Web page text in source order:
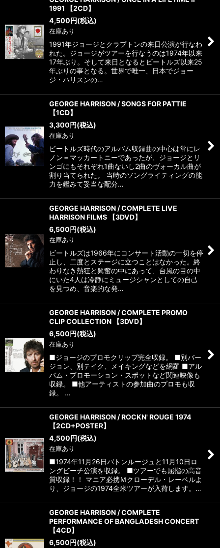
1991 【2CD】
4,500円(税込)
在庫あり
1991年ジョージとクラプトンの来日公演が行なわ
れた。ジョージがツアーを行なうのは1974年以来
17年ぶり。そして来日となるとビートルズ以来25
年ぶりの事となる。世界で唯一、日本でジョー
ジ・ハリスンの…
GEORGE HARRISON / SONGS FOR PATTIE
【1CD】
3,300円(税込)
在庫あり
ビートルズ時代のアルバム収録曲の中心は常にレ
ノン＝マッカートニーであったが、ジョージとリ
ンゴにもそれぞれ1曲ないし2曲のヴォーカル曲が
割り当てられた。 当時のソングライティングの能
力を鑑みて妥当な配分…
GEORGE HARRISON / COMPLETE LIVE
HARRISON FILMS 【3DVD】
6,500円(税込)
在庫あり
ビートルズは1966年にコンサート活動の一切を停
止し、二度とステージに立つことはなかった。終
わりなき熱狂と興奮の中にあって、台風の目の中
にいた4人は冷静にミュージシャンとしての自己
を見つめ、音楽的な発…
GEORGE HARRISON / COMPLETE PROMO
CLIP COLLECTION 【3DVD】
6,500円(税込)
在庫あり
■ジョージのプロモクリップ完全収録。 ■別バー
ジョン、別テイク、メイキングなどを網羅 ■アル
バム・プロモーション・スポットなど関連映像も
収録。 ■他アーティストの参加曲のプロモも収
録。 …
GEORGE HARRISON / ROCKN' ROUGE 1974
【2CD+POSTER】
4,500円(税込)
在庫あり
■1974年11月26日バトンルージュと11月10日ロ
ングビーチ公演を収録。 ■ツアーでも屈指の高音
質収録！！ マニア必携Ｍクローデル・レーベルよ
り、ジョージの1974全米ツアーが入荷します。…
GEORGE HARRISON / COMPLETE
PERFORMANCE OF BANGLADESH CONCERT
【4CD】
6,500円(税込)